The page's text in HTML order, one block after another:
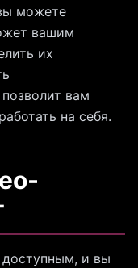
можете
вашим
их
вам
на себя.
доступным, и вы